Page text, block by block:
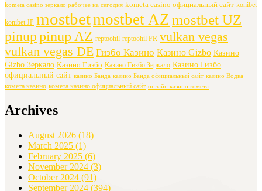
kometa casino зеркало рабочее на сегодня kometa casino официальный сайт konibet
konibet JP mostbetmostbet AZ mostbet UZ
pinuppinup AZ reptoohil reptoohil FR vulkan vegas
vulkan vegas DE Гизбо Казино Казино Gizbo Казино
Gizbo Зеркало Казино Гизбо Казино Гизбо Зеркало Казино Гизбо
официальный сайт казино Банда казино Банда официальный сайт казино Водка
комета казино комета казино официальный сайт онлайн казино комета
Archives
August 2026 (18)
March 2025 (1)
February 2025 (6)
November 2024 (3)
October 2024 (91)
September 2024 (394)